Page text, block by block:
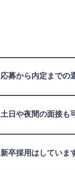
応募から内定までの
土日や夜間の面接も
新卒採用はしていま